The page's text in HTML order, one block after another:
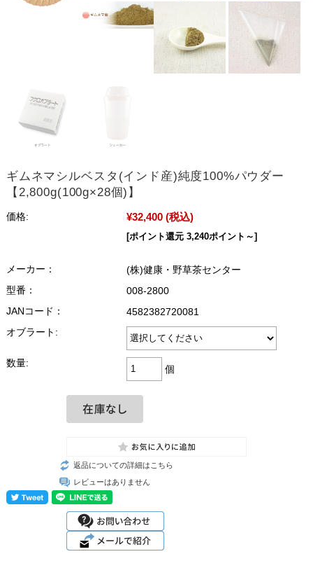
ギムネマシルベスタ(インド産)純度100%パウダー
【2,800g(100g×28個)】
価格: ¥32,400 (税込)
[ポイント還元 3,240ポイント～]
メーカー：
(株)健康・野草茶センター
型番：
008-2800
JANコード：
4582382720081
オブラート:
数量:
個
返品についての詳細はこちら
レビューはありません